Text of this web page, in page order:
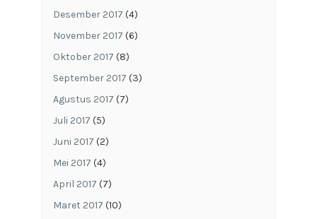
Desember 2017 (4)
November 2017 (6)
Oktober 2017 (8)
September 2017 (3)
Agustus 2017 (7)
Juli 2017 (5)
Juni 2017 (2)
Mei 2017 (4)
April 2017 (7)
Maret 2017 (10)